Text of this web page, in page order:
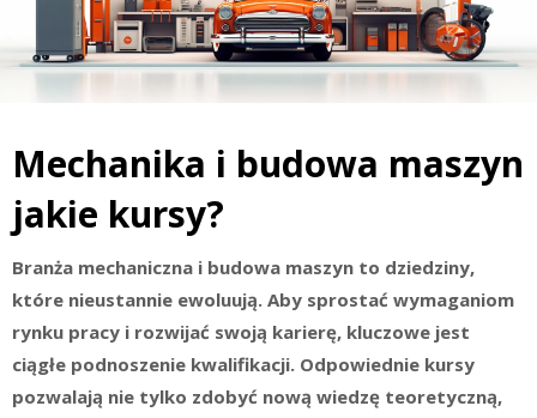
Mechanika i budowa maszyn
jakie kursy?
Branża mechaniczna i budowa maszyn to dziedziny,
które nieustannie ewoluują. Aby sprostać wymaganiom
rynku pracy i rozwijać swoją karierę, kluczowe jest
ciągłe podnoszenie kwalifikacji. Odpowiednie kursy
pozwalają nie tylko zdobyć nową wiedzę teoretyczną,